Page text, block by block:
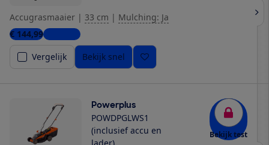
Accugrasmaaier | 33 cm | Mulching: Ja
€ 144,994 winkels
Vergelijk
Bekijk snel
Powerplus
POWDPGLWS1
(inclusief accu en
Bekijk test